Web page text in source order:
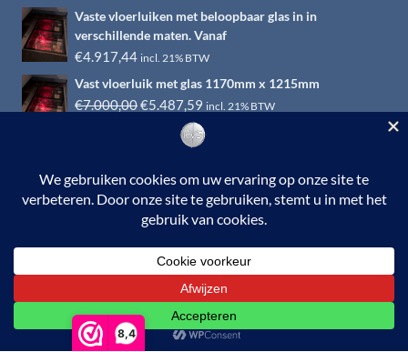
8,4
was:
€6.500,00.
is:
€4.917,44.
Vaste vloerluiken met beloopbaar glas in in
verschillende maten. Vanaf
€4.917,44 incl. 21% BTW
Vast vloerluik met glas 1170mm x 1215mm
€7.000,00Oorspronkelijke
€5.487,59 Huidige
prijs
is:
incl. 21% BTW
© 2026 RVS-woonwinkel.nl is een onderdeel van HTI-RVS |
BTW nr. NL002145483B31 | KvKnr. 09088773 | NL95
RABO 010.12.95.251 | Web ontwerp:EYE-
GRAPHICSOtterlo.